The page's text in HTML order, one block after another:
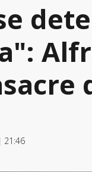
21:46